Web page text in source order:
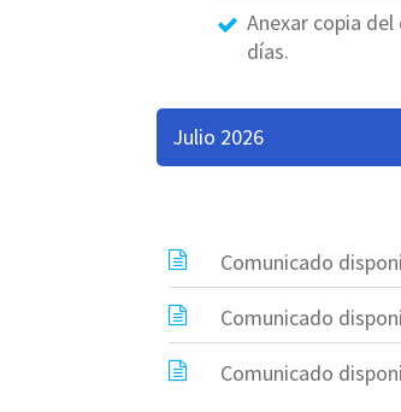
Anexar copia
días.
Julio 2026
Comunicado
Comunicado
Comunicado